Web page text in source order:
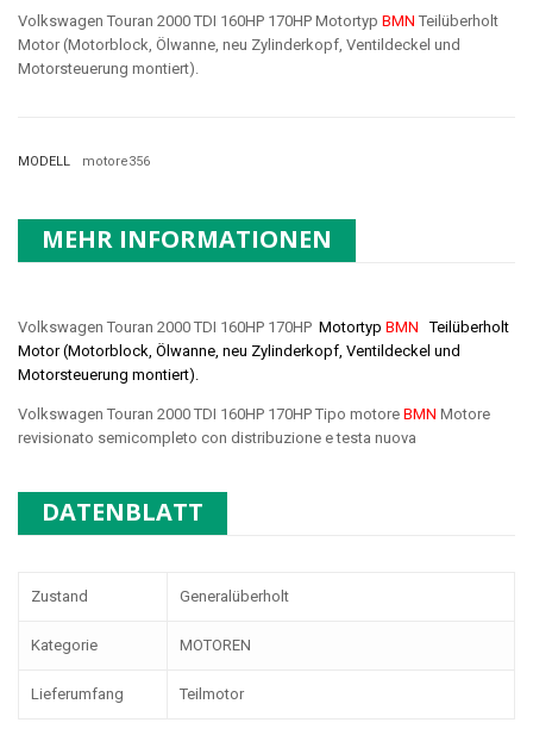
Volkswagen Touran 2000 TDI 160HP 170HP Motortyp BMN Teilüberholt
Motor (Motorblock, Ölwanne, neu Zylinderkopf, Ventildeckel und
Motorsteuerung montiert).
MODELL motore356
MEHR INFORMATIONEN
Volkswagen Touran 2000 TDI 160HP 170HP Motortyp BMN Teilüberholt
Motor (Motorblock, Ölwanne, neu Zylinderkopf, Ventildeckel und
Motorsteuerung montiert).
Volkswagen Touran 2000 TDI 160HP 170HP Tipo motore BMN Motore
revisionato semicompleto con distribuzione e testa nuova
DATENBLATT
Zustand Generalüberholt
Kategorie MOTOREN
Lieferumfang Teilmotor